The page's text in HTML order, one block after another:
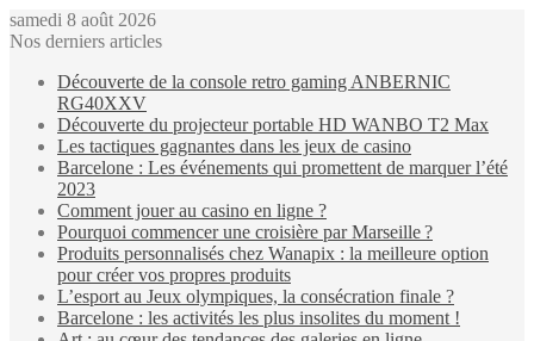
samedi 8 août 2026
Nos derniers articles
Découverte de la console retro gaming ANBERNIC
RG40XXV
Découverte du projecteur portable HD WANBO T2 Max
Les tactiques gagnantes dans les jeux de casino
Barcelone : Les événements qui promettent de marquer l’été
2023
Comment jouer au casino en ligne ?
Pourquoi commencer une croisière par Marseille ?
Produits personnalisés chez Wanapix : la meilleure option
pour créer vos propres produits
L’esport au Jeux olympiques, la consécration finale ?
Barcelone : les activités les plus insolites du moment !